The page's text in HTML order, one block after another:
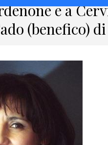
e a
(benefico) di